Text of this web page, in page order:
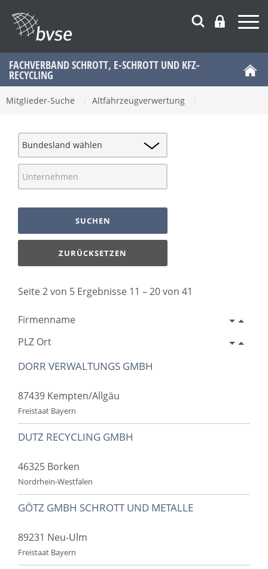
FACHVERBAND SCHROTT, E-SCHROTT UND KFZ-
RECYCLING
Mitglieder-Suche Altfahrzeugverwertung
SUCHEN
ZURÜCKSETZEN
Seite 2 von 5 Ergebnisse 11 – 20 von 41
Firmenname
PLZ Ort
DORR VERWALTUNGS GMBH
87439 Kempten/Allgäu
Freistaat Bayern
DUTZ RECYCLING GMBH
46325 Borken
Nordrhein-Westfalen
GÖTZ GMBH SCHROTT UND METALLE
89231 Neu-Ulm
Freistaat Bayern